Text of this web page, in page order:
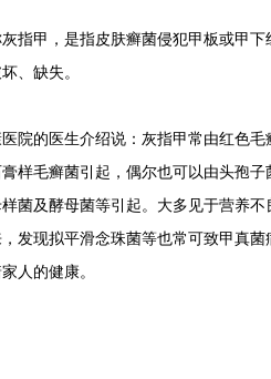
甲，是指皮肤癣菌侵犯甲板或甲下
、缺失。
的医生介绍说：灰指甲常由红色毛
样毛癣菌引起，偶尔也可以由头孢
菌及酵母菌等引起。大多见于营养
发现拟平滑念珠菌等也常可致甲真
人的健康。